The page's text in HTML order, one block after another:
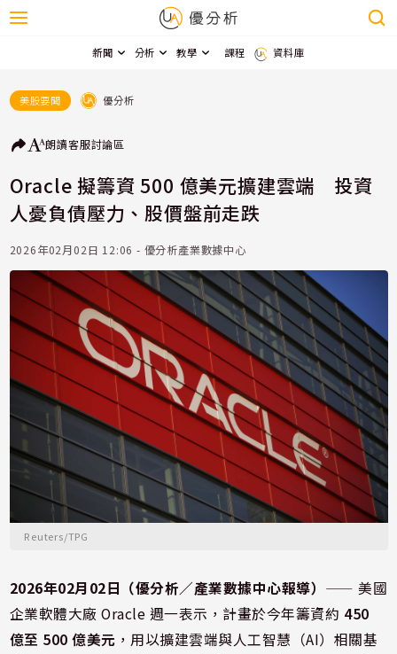
新聞 分析 教學 課程 資料庫
美股要聞 優分析
朗讀客服討論區
Oracle 擬籌資 500 億美元擴建雲端 投資
人憂負債壓力、股價盤前走跌
2026年02月02日 12:06 - 優分析產業數據中心
Reuters/TPG
2026年02月02日（優分析／產業數據中心報導） ⸺ 美國
企業軟體大廠Oracle 週一表示，計畫於今年籌資約 450
億至 500 億美元 ，用以擴建雲端與人工智慧（AI）相關基